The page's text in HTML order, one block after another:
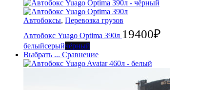
Автобоксы, Перевозка грузов
Автобокс Yuago Optima 390л 19400₽
белыйсерыйчёрный
Выбрать ... Сравнение